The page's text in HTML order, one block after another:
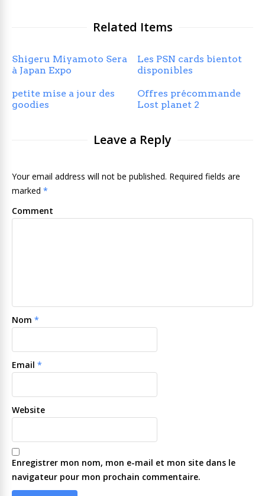
Related Items
Shigeru Miyamoto Sera
à Japan Expo
Les PSN cards bientot
disponibles
petite mise a jour des
goodies
Offres précommande
Lost planet 2
Leave a Reply
Your email address will not be published. Required fields are
marked *
Comment
Nom *
Email *
Website
Enregistrer mon nom, mon e-mail et mon site dans le
navigateur pour mon prochain commentaire.